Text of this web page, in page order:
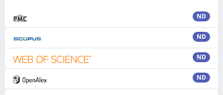
ND
ND
ND
ND